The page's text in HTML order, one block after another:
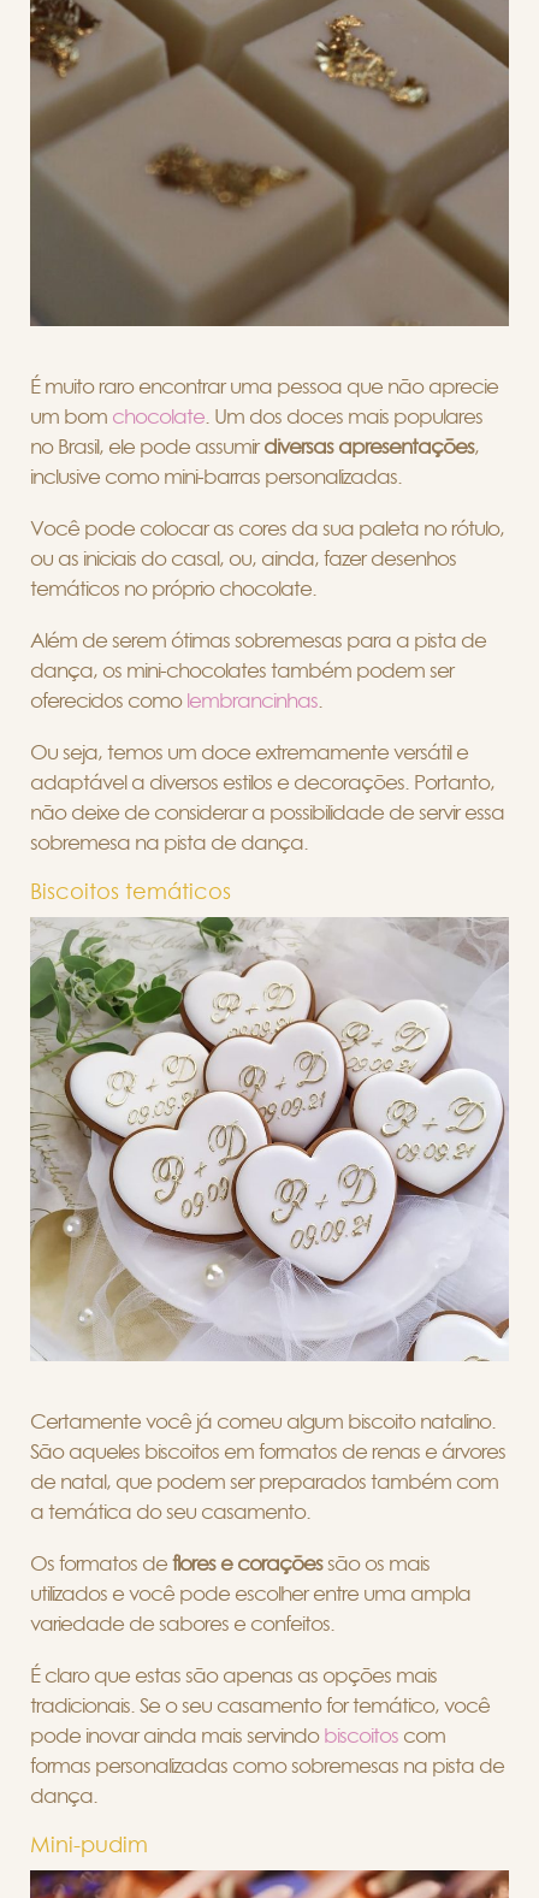
É muito raro encontrar uma pessoa que não aprecie
um bom chocolate . Um dos doces mais populares
no Brasil, ele pode assumirdiversas apresentações,
inclusive como mini-barras personalizadas.
Você pode colocar as cores da sua paleta no rótulo,
ou as iniciais do casal, ou, ainda, fazer desenhos
temáticos no próprio chocolate.
Além de serem ótimas sobremesas para a pista de
dança, os mini-chocolates também podem ser
oferecidos como lembrancinhas
Ou seja, temos um doce extremamente versátil e
adaptável a diversos estilos e decorações. Portanto,
não deixe de considerar a possibilidade de servir essa
sobremesa na pista de dança.
Biscoitos temáticos
Certamente você já comeu algum biscoito natalino.
São aqueles biscoitos em formatos de renas e árvores
de natal, que podem ser preparados também com
a temática do seu casamento.
Os formatos de flores e coraçõessão os mais
utilizados e você pode escolher entre uma ampla
variedade de sabores e confeitos.
É claro que estas são apenas as opções mais
tradicionais. Se o seu casamento for temático, você
pode inovar ainda mais servindo biscoitos com
formas personalizadas como sobremesas na pista de
dança.
Mini-pudim